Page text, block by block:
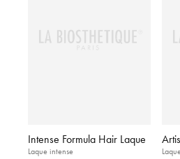
Intense Formula Hair Laque
Laque intense